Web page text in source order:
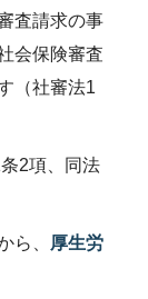
査請求の事
会保険審査
（社審法1
2項、同法
ら、 厚生労